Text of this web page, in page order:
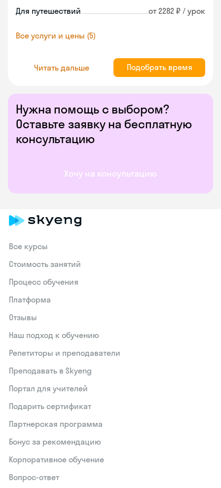
Нужна помощь с выбором?
Оставьте заявку на бесплатную
консультацию
Хочу на консультацию
Для путешествий от 2282 ₽ / урок
Все услуги и цены (5)
Читать дальше Подобрать время
Все курсы
Стоимость занятий
Процесс обучения
Платформа
Отзывы
Наш подход к обучению
Репетиторы и преподаватели
Преподавать в Skyeng
Портал для учителей
Подарить сертификат
Партнерская программа
Бонус за рекомендацию
Корпоративное обучение
Вопрос-ответ